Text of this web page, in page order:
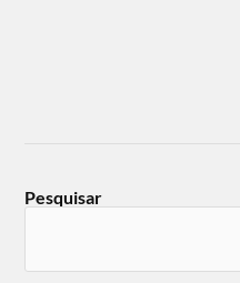
Pesquisar